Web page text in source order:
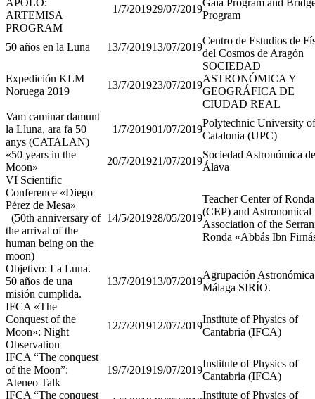
ARTEMISA
PROGRAM
1/7/201929/07/2019
Program
50 años en la Luna 13/7/201913/07/2019
Centro de Estudios de
del Cosmos de Aragón
Expedición KLM
Noruega 2019
13/7/201923/07/2019
SOCIEDAD
ASTRONÓMICA Y
GEOGRÁFICA DE
CIUDAD REAL
Vam caminar damunt
la Lluna, ara fa 50
anys (CATALAN)
1/7/201901/07/2019
Polytechnic University of
Catalonia (UPC)
«50 years in the
Moon»
20/7/201921/07/2019
Sociedad Astronómica de
Álava
VI Scientific
Conference «Diego
Pérez de Mesa»
(50th anniversary of
the arrival of the
human being on the
moon)
14/5/201928/05/2019
Teacher Center of Ronda
(CEP) and Astronomical
Association of the
Ronda «Abbás Ibn
Objetivo: La Luna.
50 años de una
misión cumplida.
13/7/201913/07/2019
Agrupación
Málaga SIRÍO.
IFCA «The
Conquest of the
Moon»: Night
Observation
12/7/201912/07/2019
Institute of Physics of
Cantabria (IFCA)
IFCA “The conquest
of the Moon”:
Ateneo Talk
19/7/201919/07/2019
Institute of Physics of
Cantabria (IFCA)
IFCA “The conquest
Institute of Physics of